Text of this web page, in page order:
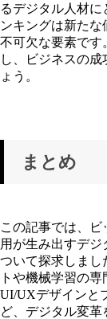
るデジタル人材
ンキングは新た
不可欠な要素です
し、ビジネスの
ょう。
まとめ
この記事では、
用が生み出すデジ
ついて探求しまし
トや機械学習の専
UI/UXデザインと
ど、デジタル変